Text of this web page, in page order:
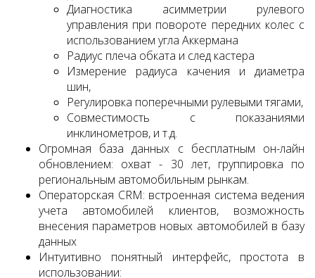
Диагностика асимметрии рулевого
управления при повороте передних колес с
использованием угла Аккермана
Радиус плеча обката и след кастера
Измерение радиуса качения и диаметра
шин,
Регулировка поперечными рулевыми тягами,
Совместимость с показаниями
инклинометров, и т.д.
Огромная база данных с бесплатным он-лайн
обновлением: охват - 30 лет, группировка по
региональным автомобильным рынкам.
Операторская CRM: встроенная система ведения
учета автомобилей клиентов, возможность
внесения параметров новых автомобилей в базу
данных
Интуитивно понятный интерфейс, простота в
использовании: